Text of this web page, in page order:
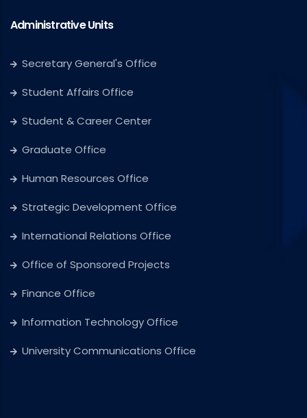
Administrative Units
Secretary General's Office
Student Affairs Office
Student & Career Center
Graduate Office
Human Resources Office
Strategic Development Office
International Relations Office
Office of Sponsored Projects
Finance Office
Information Technology Office
University Communications Office